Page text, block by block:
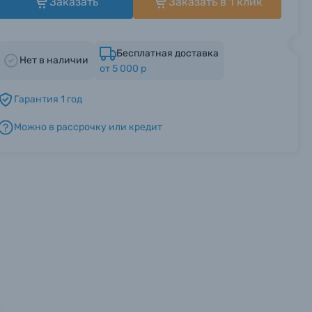
Нет в наличии
Бесплатная доставка
от 5 000 р
Гарантия 1 год
Можно в рассрочку или кредит